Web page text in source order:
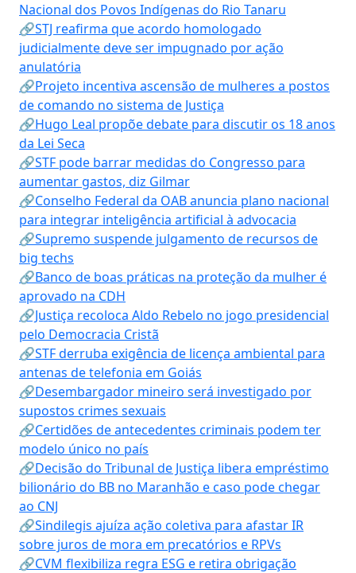
Nacional dos Povos Indígenas do Rio Tanaru
🔗STJ reafirma que acordo homologado
judicialmente deve ser impugnado por ação
anulatória
🔗Projeto incentiva ascensão de mulheres a postos
de comando no sistema de Justiça
🔗Hugo Leal propõe debate para discutir os 18 anos
da Lei Seca
🔗STF pode barrar medidas do Congresso para
aumentar gastos, diz Gilmar
🔗Conselho Federal da OAB anuncia plano nacional
para integrar inteligência artificial à advocacia
🔗Supremo suspende julgamento de recursos de
big techs
🔗Banco de boas práticas na proteção da mulher é
aprovado na CDH
🔗Justiça recoloca Aldo Rebelo no jogo presidencial
pelo Democracia Cristã
🔗STF derruba exigência de licença ambiental para
antenas de telefonia em Goiás
🔗Desembargador mineiro será investigado por
supostos crimes sexuais
🔗Certidões de antecedentes criminais podem ter
modelo único no país
🔗Decisão do Tribunal de Justiça libera empréstimo
bilionário do BB no Maranhão e caso pode chegar
ao CNJ
🔗Sindilegis ajuíza ação coletiva para afastar IR
sobre juros de mora em precatórios e RPVs
🔗CVM flexibiliza regra ESG e retira obrigação